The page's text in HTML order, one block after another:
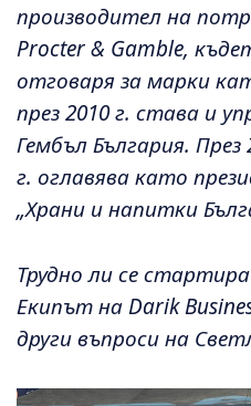
производител на
Procter & Gamble,
отговаря за марки
през 2010 г. става и
Гембъл България. През
г. оглавява като
„Храни и напитки
Трудно ли се
Екипът на Darik
други въпроси на